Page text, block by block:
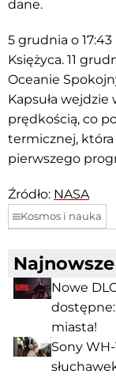
dane.
5 grudnia o
Księżyca. 11
Oceanie
Kapsuła
prędkością, co
termicznej, która
pierwszego
Źródło: NASA
Kosmos i nauka
Nowe
miasta!
Sony